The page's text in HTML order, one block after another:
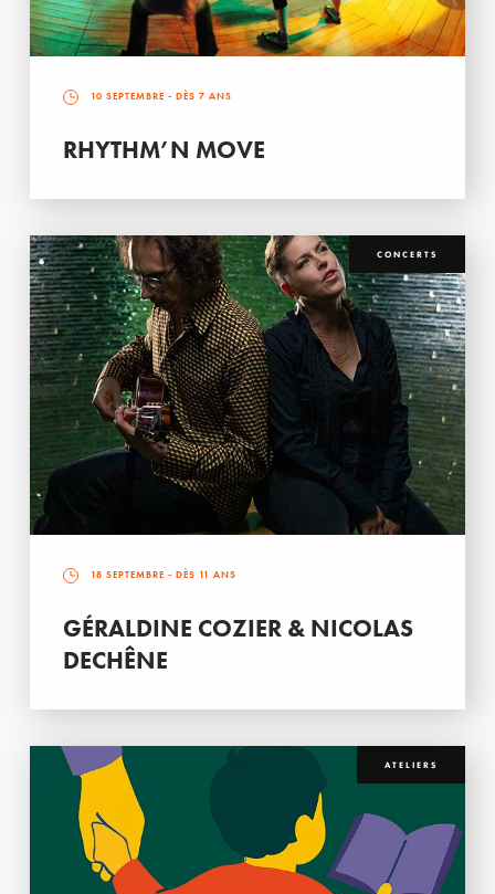
10 SEPTEMBRE - DÈS 7 ANS
RHYTHM’N MOVE
CONCERTS
18 SEPTEMBRE - DÈS 11 ANS
GÉRALDINE COZIER & NICOLAS
DECHÊNE
ATELIERS